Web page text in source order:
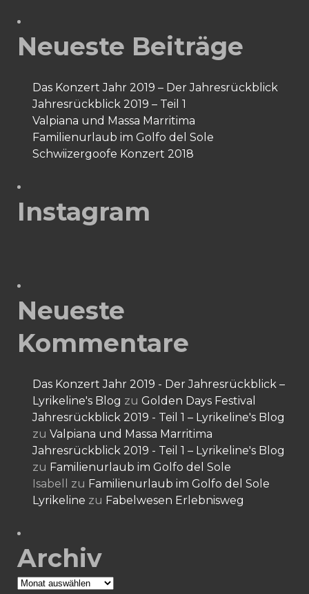
Neueste Beiträge
Das Konzert Jahr 2019 – Der Jahresrückblick
Jahresrückblick 2019 – Teil 1
Valpiana und Massa Marritima
Familienurlaub im Golfo del Sole
Schwiizergoofe Konzert 2018
Instagram
Neueste
Kommentare
Das Konzert Jahr 2019 - Der Jahresrückblick –
Lyrikeline's Blog zu Golden Days Festival
Jahresrückblick 2019 - Teil 1 – Lyrikeline's Blog
zu Valpiana und Massa Marritima
Jahresrückblick 2019 - Teil 1 – Lyrikeline's Blog
zu Familienurlaub im Golfo del Sole
Isabell
zu Familienurlaub im Golfo del Sole
Lyrikeline zu Fabelwesen Erlebnisweg
Archiv
Archiv